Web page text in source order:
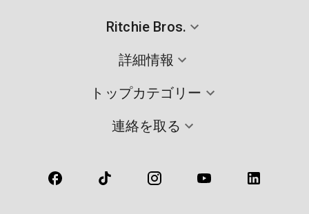
Ritchie Bros.
詳細情報
トップカテゴリー
連絡を取る